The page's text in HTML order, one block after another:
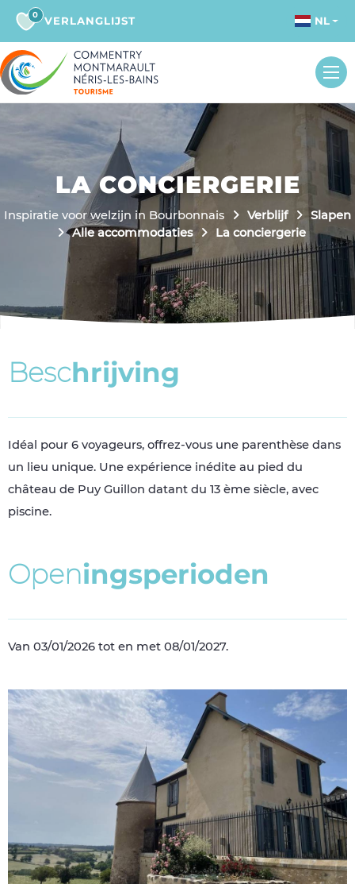
0 VERLANGLIJST NL
LA CONCIERGERIE
Inspiratie voor welzijn in Bourbonnais Verblijf
Slapen
Alle accommodaties
La conciergerie
Beschrijving
Idéal pour 6 voyageurs, offrez-vous une parenthèse dans
un lieu unique. Une expérience inédite au pied du
château de Puy Guillon datant du 13 ème siècle, avec
piscine.
Openingsperioden
Van 03/01/2026 tot en met 08/01/2027.